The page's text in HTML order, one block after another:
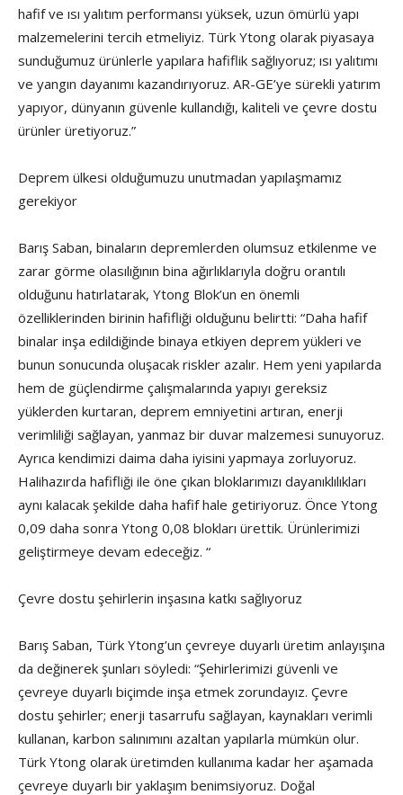
hafif ve ısı yalıtım performansı yüksek, uzun ömürlü yapı
malzemelerini tercih etmeliyiz. Türk Ytong olarak piyasaya
sunduğumuz ürünlerle yapılara hafiflik sağlıyoruz; ısı yalıtımı
ve yangın dayanımı kazandırıyoruz. AR-GE’ye sürekli yatırım
yapıyor, dünyanın güvenle kullandığı, kaliteli ve çevre dostu
ürünler üretiyoruz.”
Deprem ülkesi olduğumuzu unutmadan yapılaşmamız
gerekiyor
Barış Saban, binaların depremlerden olumsuz etkilenme ve
zarar görme olasılığının bina ağırlıklarıyla doğru orantılı
olduğunu hatırlatarak, Ytong Blok’un en önemli
özelliklerinden birinin hafifliği olduğunu belirtti: “Daha hafif
binalar inşa edildiğinde binaya etkiyen deprem yükleri ve
bunun sonucunda oluşacak riskler azalır. Hem yeni yapılarda
hem de güçlendirme çalışmalarında yapıyı gereksiz
yüklerden kurtaran, deprem emniyetini artıran, enerji
verimliliği sağlayan, yanmaz bir duvar malzemesi sunuyoruz.
Ayrıca kendimizi daima daha iyisini yapmaya zorluyoruz.
Halihazırda hafifliği ile öne çıkan bloklarımızı dayanıklılıkları
aynı kalacak şekilde daha hafif hale getiriyoruz. Önce Ytong
0,09 daha sonra Ytong 0,08 blokları ürettik. Ürünlerimizi
geliştirmeye devam edeceğiz. “
Çevre dostu şehirlerin inşasına katkı sağlıyoruz
Barış Saban, Türk Ytong’un çevreye duyarlı üretim anlayışına
da değinerek şunları söyledi: “Şehirlerimizi güvenli ve
çevreye duyarlı biçimde inşa etmek zorundayız. Çevre
dostu şehirler; enerji tasarrufu sağlayan, kaynakları verimli
kullanan, karbon salınımını azaltan yapılarla mümkün olur.
Türk Ytong olarak üretimden kullanıma kadar her aşamada
çevreye duyarlı bir yaklaşım benimsiyoruz. Doğal